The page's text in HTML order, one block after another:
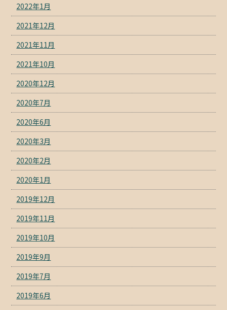
2022年1月
2021年12月
2021年11月
2021年10月
2020年12月
2020年7月
2020年6月
2020年3月
2020年2月
2020年1月
2019年12月
2019年11月
2019年10月
2019年9月
2019年7月
2019年6月